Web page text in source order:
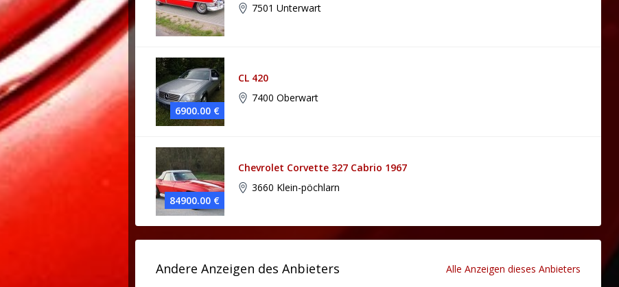
7501 Unterwart
6900.00 €
CL 420
7400 Oberwart
84900.00 €
Chevrolet Corvette 327 Cabrio 1967
3660 Klein-pöchlarn
Andere Anzeigen des Anbieters Alle Anzeigen dieses Anbieters